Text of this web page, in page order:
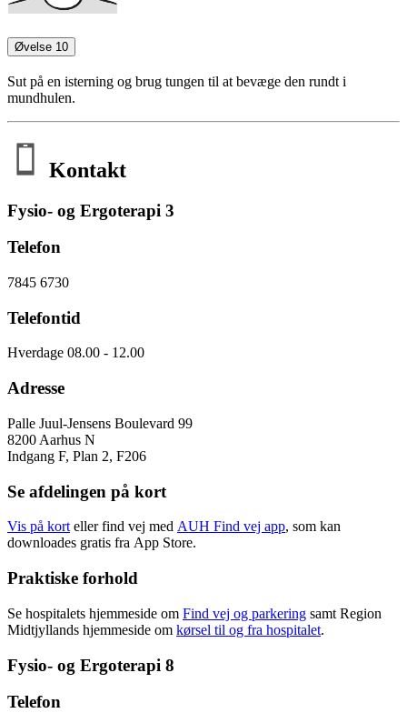
Øvelse 10
Sut på en isterning og brug tungen til at bevæge den rundt i
mundhulen.
Kontakt
Fysio- og Ergoterapi 3
Telefon
7845 6730
Telefontid
Hverdage 08.00 - 12.00
Adresse
Palle Juul-Jensens Boulevard 99
8200 Aarhus N
Indgang F, Plan 2, F206
Se afdelingen på kort
Vis på kort eller find vej med AUH Find vej app, som kan
downloades gratis fra App Store.
Praktiske forhold
Se hospitalets hjemmeside om Find vej og parkering samt Region
Midtjyllands hjemmeside om kørsel til og fra hospitalet.
Fysio- og Ergoterapi 8
Telefon